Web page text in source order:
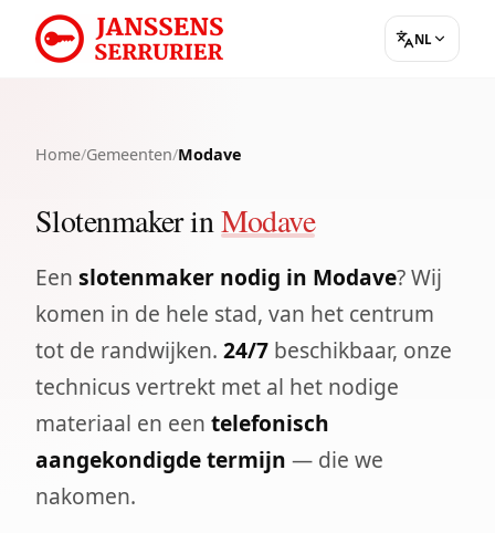
NL
Home/Gemeenten/Modave
Slotenmaker inModave
Een slotenmaker nodig in Modave? Wij
komen in de hele stad, van het centrum
tot de randwijken. 24/7 beschikbaar, onze
technicus vertrekt met al het nodige
materiaal en een telefonisch
aangekondigde termijn — die we
nakomen.